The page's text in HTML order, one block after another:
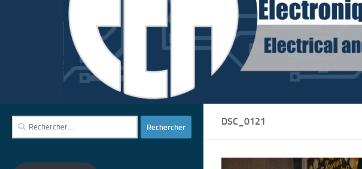
DSC_0121
Rechercher :